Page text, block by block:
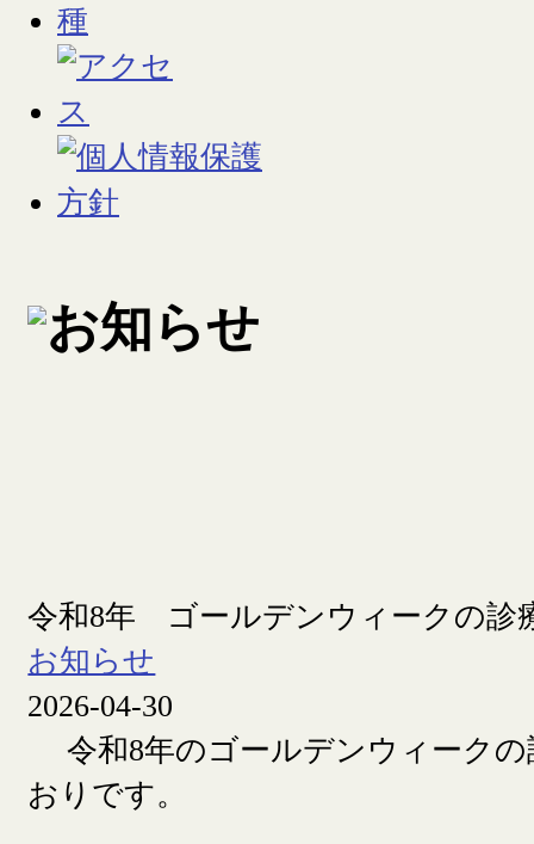
令和8年 ゴールデンウィークの診
お知らせ
2026-04-30
令和8年のゴールデンウィークの
おりです。